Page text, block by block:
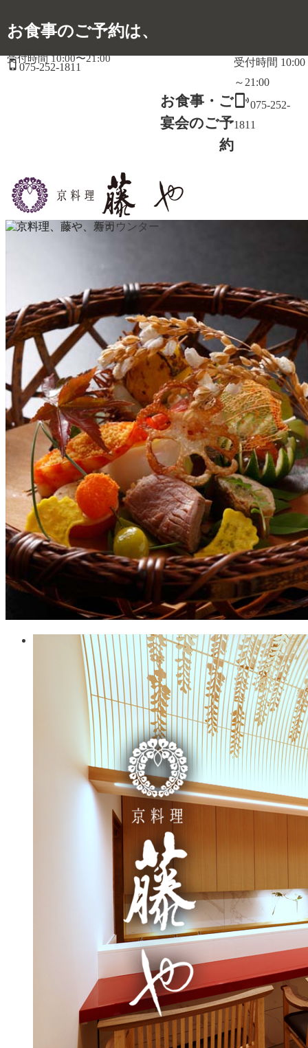
お食事のご予約は、
受付時間 10:00〜21:00
075-252-1811
お食事・ご
宴会のご予
約
受付時間 10:00
～21:00
phonelink_ring075-252-
1811